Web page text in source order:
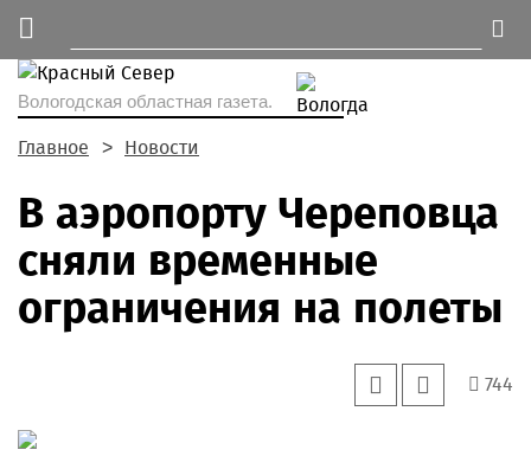
Вологодская областная газета.
Главное Новости
В аэропорту Череповца
сняли временные
ограничения на полеты
744